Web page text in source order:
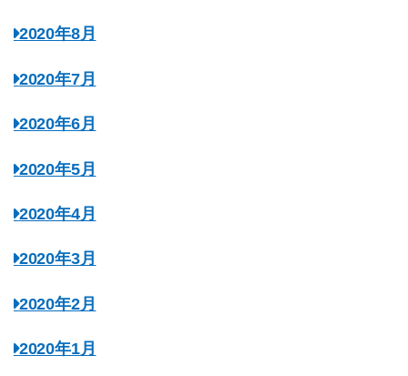
2020年8月
2020年7月
2020年6月
2020年5月
2020年4月
2020年3月
2020年2月
2020年1月